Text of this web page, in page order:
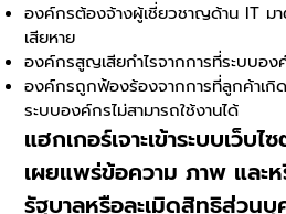
องค์กรต้องจ้างผู้เชี่ยวชาญด้าน IT ม
เสียหาย
องค์กรสูญเสียกำไรจากการที่ระบบอง
องค์กรถูกฟ้องร้องจากการที่ลูกค้าเกิด
ระบบองค์กรไม่สามารถใช้งานได้
แฮกเกอร์เจาะเข้าระบบเว็บ
เผยแพร่ข้อความ ภาพ และ
รัฐบาลหรือละเมิดสิทธิส่วน